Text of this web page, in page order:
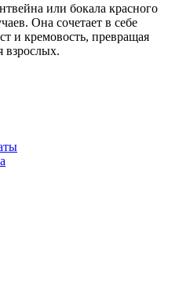
или бокала красного
Она сочетает в себе
и кремовость, превращая
взрослых.